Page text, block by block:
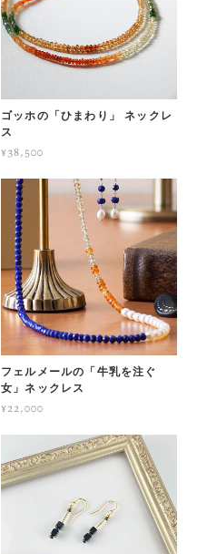
ゴッホの「ひまわり」 ネックレ
ス
¥38,500
フェルメールの「牛乳を注ぐ
女」ネックレス
¥22,000